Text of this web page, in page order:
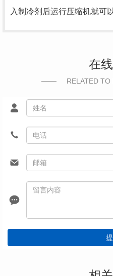
入制冷剂后运行压缩机就可
在
RELATED